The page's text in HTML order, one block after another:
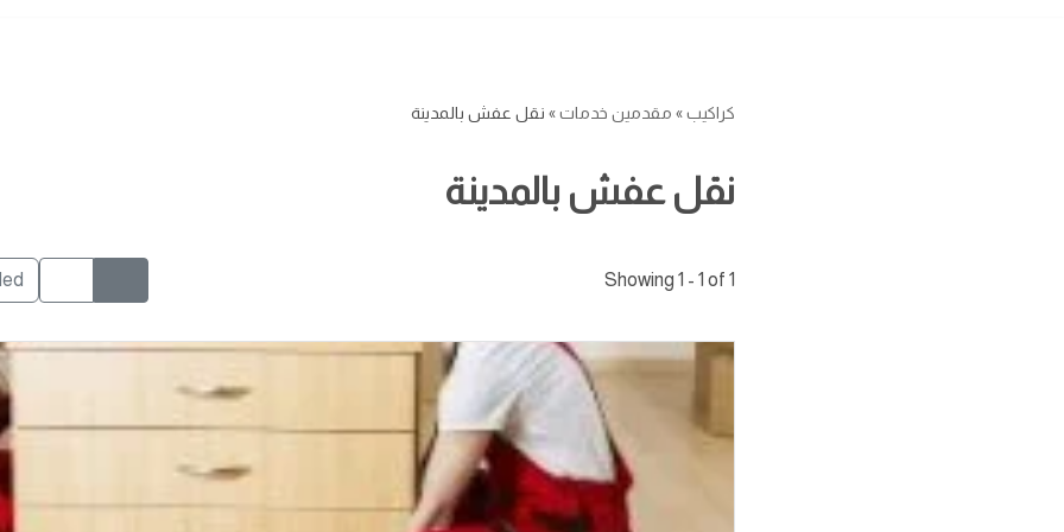
كراكيب» مقدمين خدمات» نقل عفش بالمدينة
نقل عفش بالمدينة
Showing 1 - 1 of 1